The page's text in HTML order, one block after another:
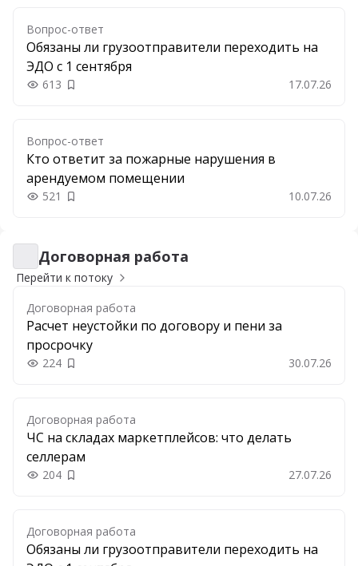
Вопрос-ответ
Обязаны ли грузоотправители переходить на
ЭДО с 1 сентября
613 Добавить в закладки 17.07.26
Вопрос-ответ
Кто ответит за пожарные нарушения в
арендуемом помещении
521 Добавить в закладки 10.07.26
Договорная работа
Договорная работа
Перейти к потоку
Договорная работа
Расчет неустойки по договору и пени за
просрочку
224 Добавить в закладки 30.07.26
Договорная работа
ЧС на складах маркетплейсов: что делать
селлерам
204 Добавить в закладки 27.07.26
Договорная работа
Обязаны ли грузоотправители переходить на